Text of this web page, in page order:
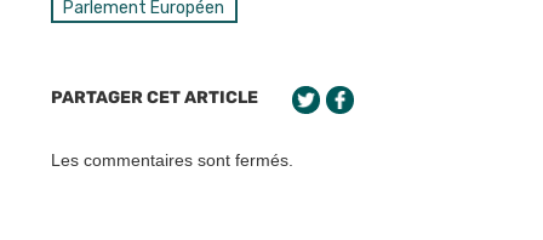
Parlement Européen
PARTAGER CET ARTICLE
Les commentaires sont fermés.